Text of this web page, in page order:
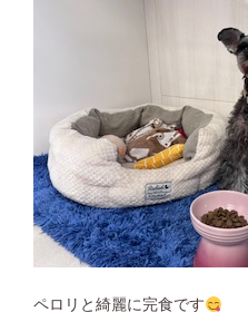
ペロリと綺麗に完食です